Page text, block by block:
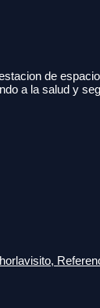
de
a la salud y